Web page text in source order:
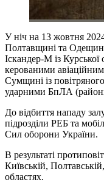
У ніч на 13 жовтня
Полтавщині та
Іскандер-М із
керованими
Сумщині із
ударними БпЛА
До відбиття нападу
підрозділи РЕБ та
Сил оборони України.
В результаті
Київській,
областях.